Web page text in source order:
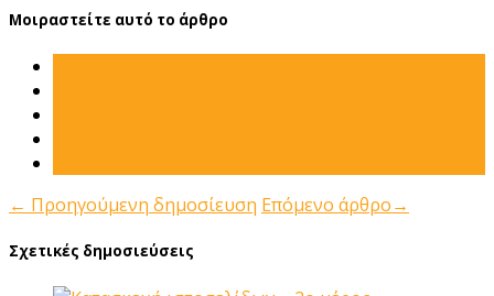
Μοιραστείτε αυτό το άρθρο
← Προηγούμενη δημοσίευση Επόμενο άρθρο→
Σχετικές δημοσιεύσεις